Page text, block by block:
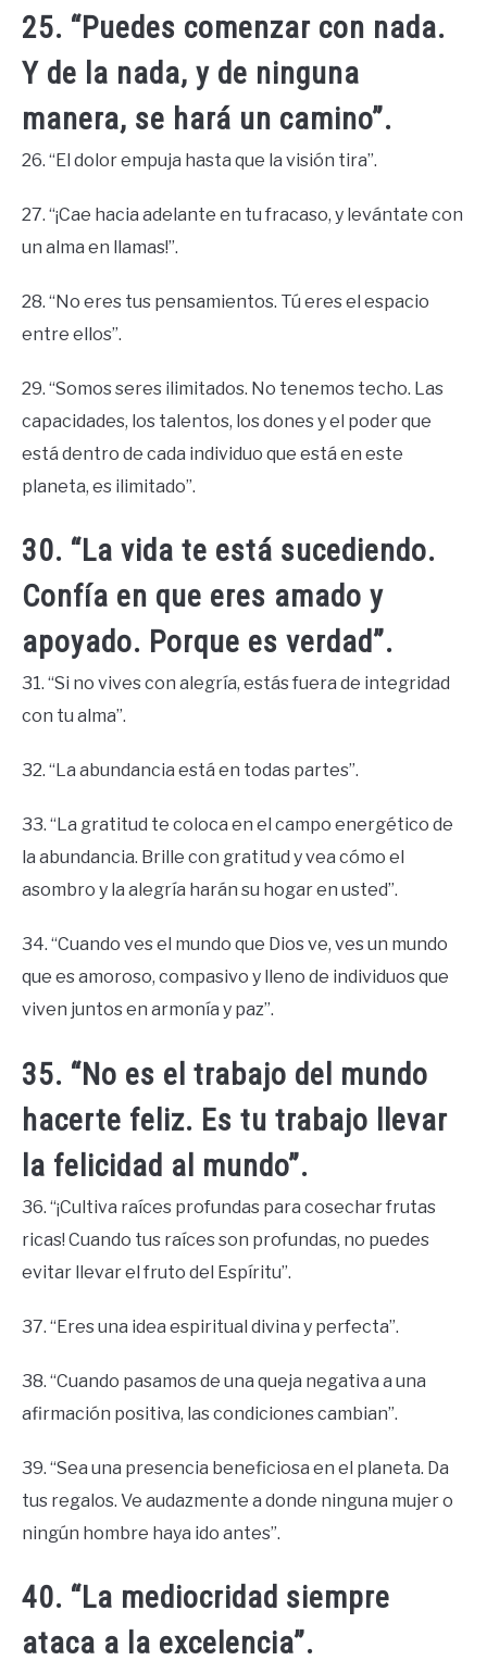
25. “Puedes comenzar con nada.
Y de la nada, y de ninguna
manera, se hará un camino”.
26. “El dolor empuja hasta que la visión tira”.
27. “¡Cae hacia adelante en tu fracaso, y levántate con
un alma en llamas!”.
28. “No eres tus pensamientos. Tú eres el espacio
entre ellos”.
29. “Somos seres ilimitados. No tenemos techo. Las
capacidades, los talentos, los dones y el poder que
está dentro de cada individuo que está en este
planeta, es ilimitado”.
30. “La vida te está sucediendo.
Confía en que eres amado y
apoyado. Porque es verdad”.
31. “Si no vives con alegría, estás fuera de integridad
con tu alma”.
32. “La abundancia está en todas partes”.
33. “La gratitud te coloca en el campo energético de
la abundancia. Brille con gratitud y vea cómo el
asombro y la alegría harán su hogar en usted”.
34. “Cuando ves el mundo que Dios ve, ves un mundo
que es amoroso, compasivo y lleno de individuos que
viven juntos en armonía y paz”.
35. “No es el trabajo del mundo
hacerte feliz. Es tu trabajo llevar
la felicidad al mundo”.
36. “¡Cultiva raíces profundas para cosechar frutas
ricas! Cuando tus raíces son profundas, no puedes
evitar llevar el fruto del Espíritu”.
37. “Eres una idea espiritual divina y perfecta”.
38. “Cuando pasamos de una queja negativa a una
afirmación positiva, las condiciones cambian”.
39. “Sea una presencia beneficiosa en el planeta. Da
tus regalos. Ve audazmente a donde ninguna mujer o
ningún hombre haya ido antes”.
40. “La mediocridad siempre
ataca a la excelencia”.